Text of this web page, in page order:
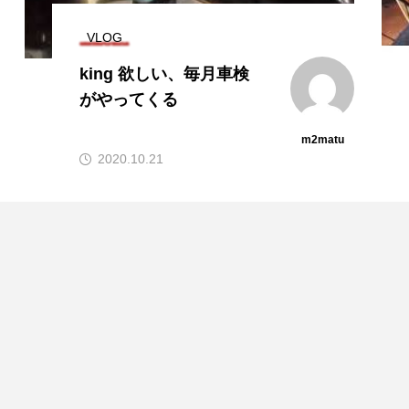
VLOG
king 欲しい、毎月車検
がやってくる
m2matu
2020.10.21